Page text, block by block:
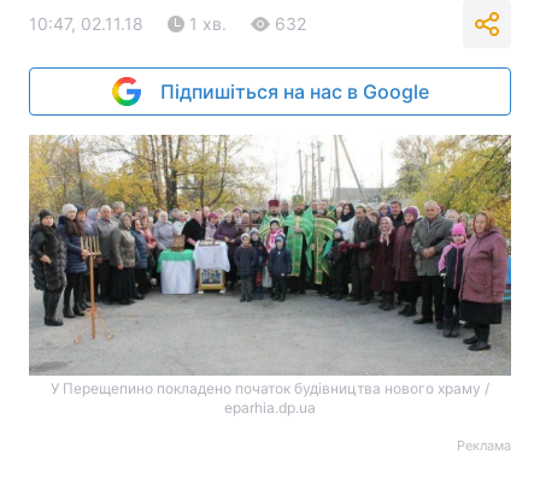
10:47, 02.11.18 1 хв. 632
Підпишіться на нас в Google
У Перещепино покладено початок будівництва нового храму /
eparhia.dp.ua
Реклама